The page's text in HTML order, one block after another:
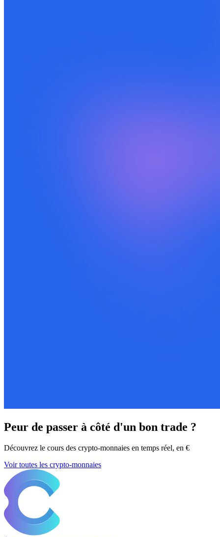
Peur de passer à côté d'un bon trade ?
Découvrez le cours des crypto-monnaies en temps réel, en €
Voir toutes les crypto-monnaies